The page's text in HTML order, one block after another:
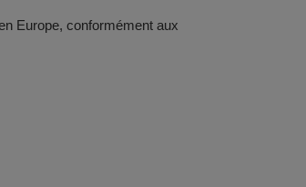
Europe, conformément aux